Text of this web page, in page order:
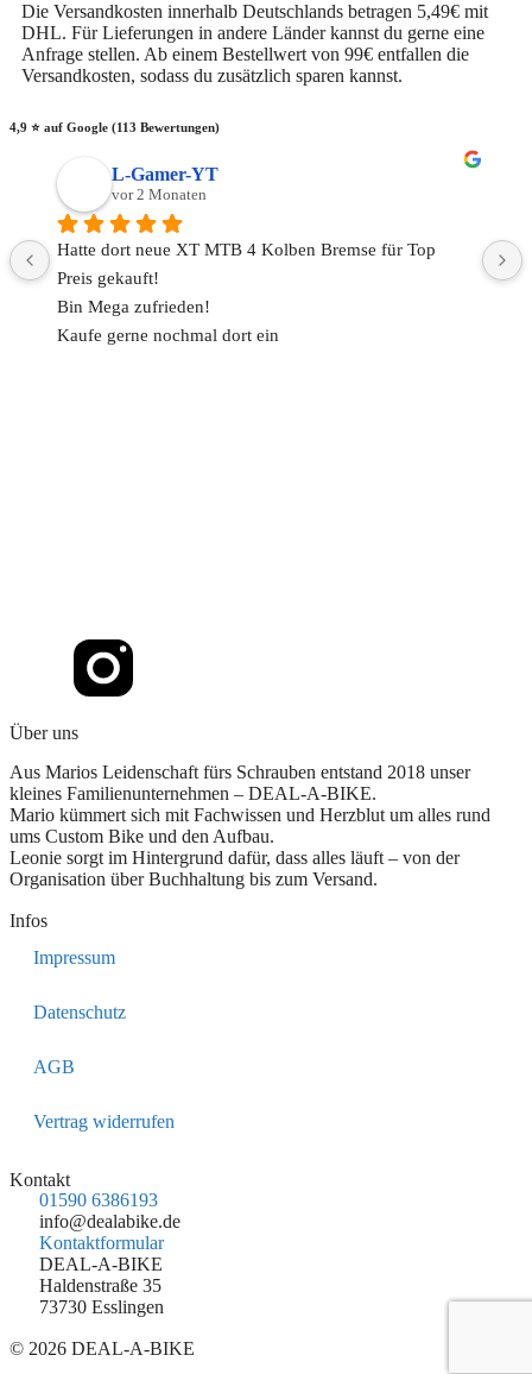
Die Versandkosten innerhalb Deutschlands betragen 5,49€ mit
DHL. Für Lieferungen in andere Länder kannst du gerne eine
Anfrage stellen. Ab einem Bestellwert von 99€ entfallen die
Versandkosten, sodass du zusätzlich sparen kannst.
4,9 ⭐️ auf Google (113 Bewertungen)
L-Gamer-YT
vor 2 Monaten
Hatte dort neue XT MTB 4 Kolben Bremse für Top
Preis gekauft!
Bin Mega zufrieden!
Kaufe gerne nochmal dort ein
Über uns
Aus Marios Leidenschaft fürs Schrauben entstand 2018 unser
kleines Familienunternehmen – DEAL-A-BIKE.
Mario kümmert sich mit Fachwissen und Herzblut um alles rund
ums Custom Bike und den Aufbau.
Leonie sorgt im Hintergrund dafür, dass alles läuft – von der
Organisation über Buchhaltung bis zum Versand.
Infos
Impressum
Datenschutz
AGB
Vertrag widerrufen
Kontakt
01590 6386193
info@dealabike.de
Kontaktformular
DEAL-A-BIKE
Haldenstraße 35
73730 Esslingen
© 2026 DEAL-A-BIKE